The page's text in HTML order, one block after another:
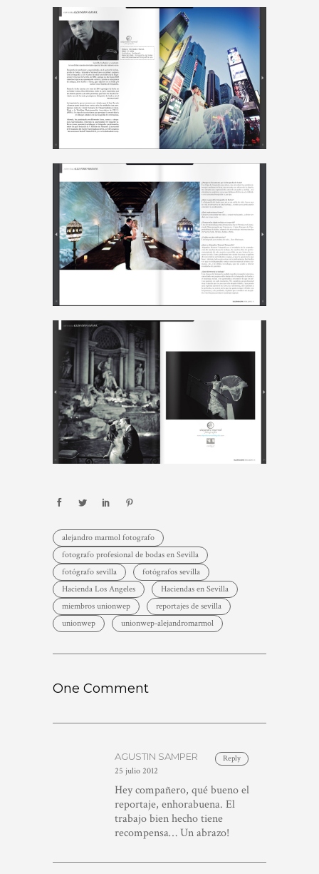
alejandro marmol fotografo
fotografo profesional de bodas en Sevilla
fotógrafo sevilla
fotógrafos sevilla
Hacienda Los Angeles
Haciendas en Sevilla
miembros unionwep
reportajes de sevilla
unionwep
unionwep-alejandromarmol
One Comment
Reply
AGUSTIN SAMPER
25 julio 2012
Hey compañero, qué bueno el
reportaje, enhorabuena. El
trabajo bien hecho tiene
recompensa… Un abrazo!